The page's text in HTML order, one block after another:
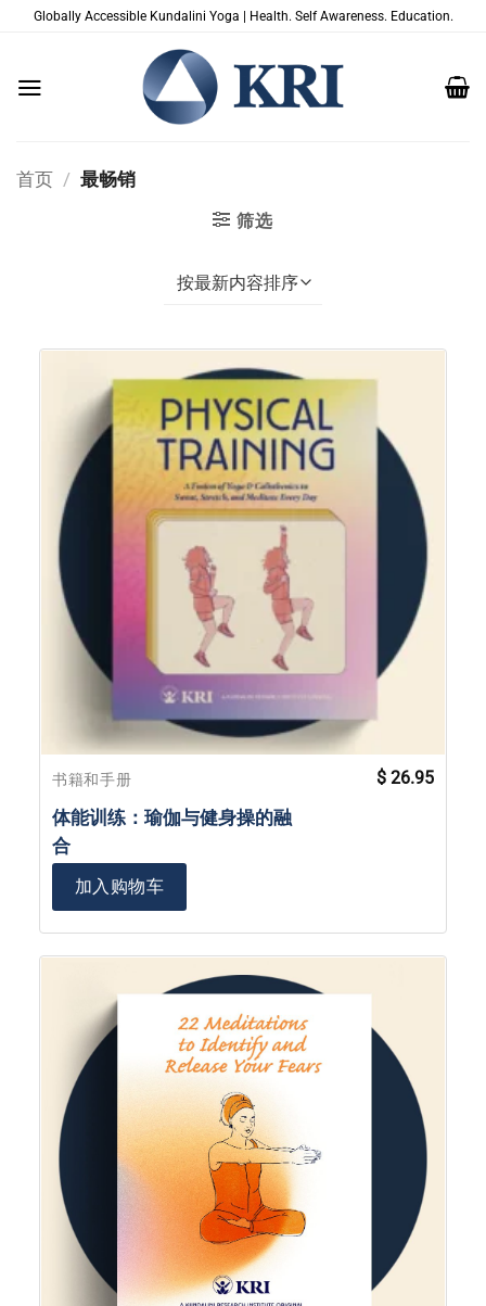
Globally Accessible Kundalini Yoga | Health. Self Awareness. Education.
首页 / 最畅销
筛选
书籍和手册
体能训练：瑜伽与健身操的融
合
$ 26.95
加入购物车